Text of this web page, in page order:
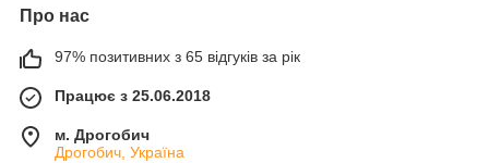
Про нас
97% позитивних з 65 відгуків за рік
Працює з 25.06.2018
м. Дрогобич
Дрогобич, Україна